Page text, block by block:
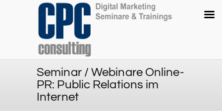
Seminar / Webinare Online-
PR: Public Relations im
Internet